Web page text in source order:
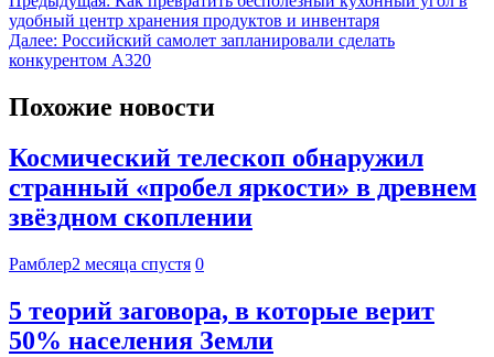
удобный центр хранения продуктов и инвентаря
Далее: Российский самолет запланировали сделать
конкурентом А320
Похожие новости
Космический телескоп обнаружил
странный «пробел яркости» в древнем
звёздном скоплении
Рамблер2 месяца спустя 0
5 теорий заговора, в которые верит
50% населения Земли